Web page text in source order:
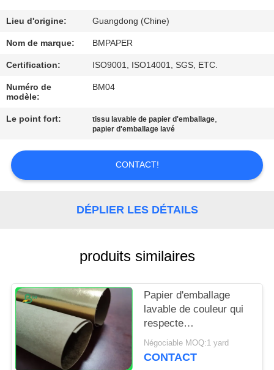
QUALITÉ
CONTACTEZ-
NOUS
NOUVELLES
CAS
PRIVACY
POLICY
Lieu d'origine: Guangdong (Chine)
Nom de marque: BMPAPER
Certification: ISO9001, ISO14001, SGS, ETC.
Numéro de
modèle:
BM04
Le point fort: tissu lavable de papier d'emballage,
papier d'emballage lavé
CONTACT!
DÉPLIER LES DÉTAILS
produits similaires
Papier d'emballage
lavable de couleur qui
respecte
l'environnement de
0.55mm 0.7mm pour la
Négociable MOQ:1 yard
CONTACT